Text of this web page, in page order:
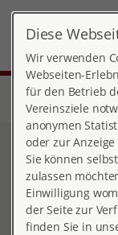
Start Über pro
Bayern | Vorstände
Diese
Wir verwenden
Webseiten-
für den Betrieb
Vereinsziele
anonymen
oder zur
Sie können
zulassen
Einwilligung
der Seite zur
finden Sie in